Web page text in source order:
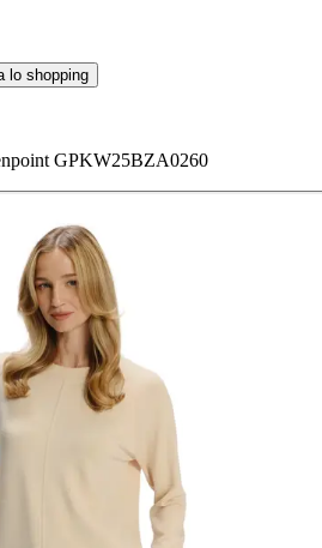
lo shopping
GPKW25BZA0260